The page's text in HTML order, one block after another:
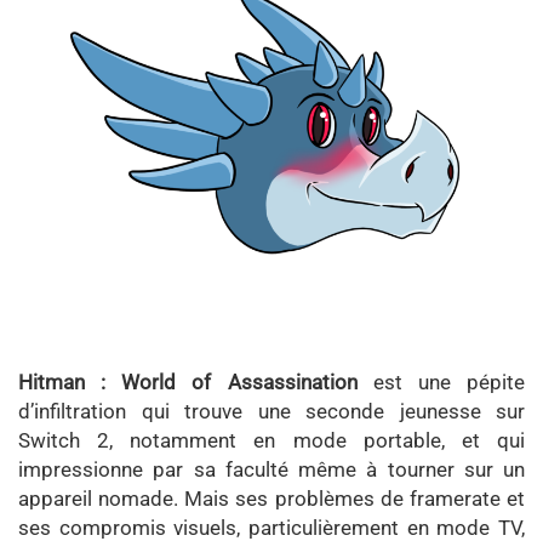
Hitman : World of Assassinationest une pépite
d’infiltration qui trouve une seconde jeunesse sur
Switch 2, notamment en mode portable, et qui
impressionne par sa faculté même à tourner sur un
appareil nomade. Mais ses problèmes de framerate et
ses compromis visuels, particulièrement en mode TV,